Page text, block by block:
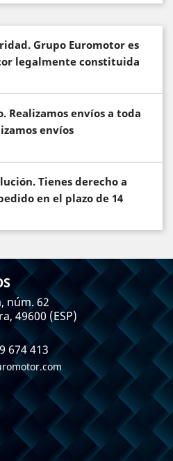
Grupo Euromotor es
legalmente constituida
Realizamos envíos a toda
envíos
Tienes derecho a
en el plazo de 14
núm. 62
49600 (ESP)
674 413